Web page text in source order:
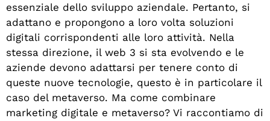
essenziale dello sviluppo aziendale. Pertanto, si
adattano e propongono a loro volta soluzioni
digitali corrispondenti alle loro attività. Nella
stessa direzione, il web 3 si sta evolvendo e le
aziende devono adattarsi per tenere conto di
queste nuove tecnologie, questo è in particolare il
caso del metaverso. Ma come combinare
marketing digitale e metaverso? Vi raccontiamo di